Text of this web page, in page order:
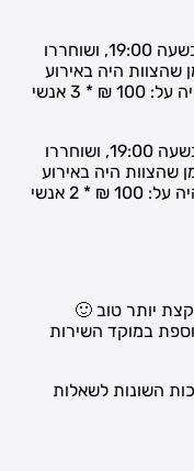
באירוע שלכם היו 3 אנשי צוות, שהגיעו בשעה 19:00, ושוחררו
שהצוות היה באירוע
4:10 במקום 3.5 שעות, כלומר החיוב יהיה על: 100 ₪ * 3 אנשי
באירוע שלכם היו 2 אנשי צוות, שהגיעו בשעה 19:00, ושוחררו
הזמן שהצוות היה באירוע
5:20 במקום 3.5 שעות, כלומר החיוב יהיה על: 100 ₪ * 2 אנשי
יותר טוב 🙂
במוקד השירות
השונות לשאלות